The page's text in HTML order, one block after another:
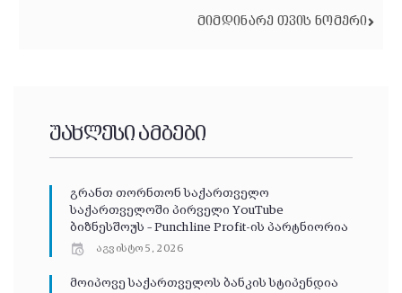
ᲛᲘᲛᲓᲘᲜᲐᲠᲔ ᲗᲕᲘᲡ ᲜᲝᲛᲔᲠᲘ
უახლესი ამბები
გრანთ თორნთონ საქართველო
საქართველოში პირველი YouTube
ბიზნესშოუს – Punchline Profit-ის პარტნიორია
აგვისტო 5, 2026
მოიპოვე საქართველოს ბანკის სტიპენდია